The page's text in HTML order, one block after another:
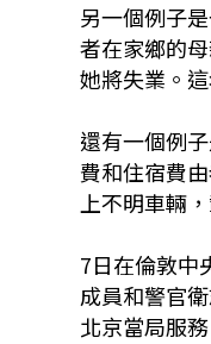
另一個例子
者在家鄉的
她將失業。
還有一個例
費和住宿費
上不明車輛
7日在倫敦中
成員和警官
北京當局服